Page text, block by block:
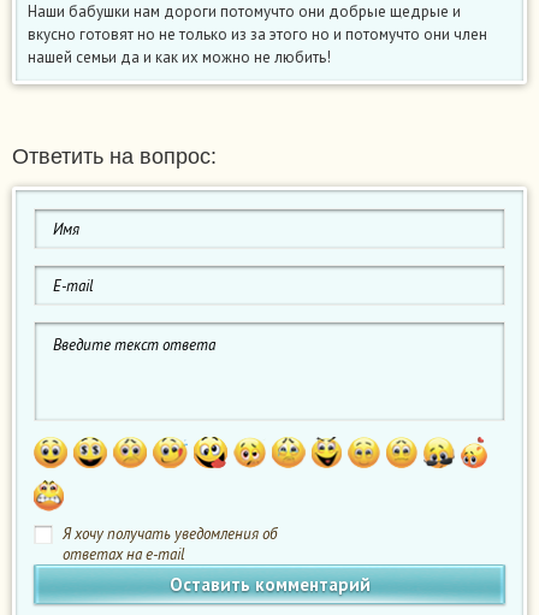
Наши бабушки нам дороги потомучто они добрые щедрые и
вкусно готовят но не только из за этого но и потомучто они член
нашей семьи да и как их можно не любить!
Ответить на вопрос:
Я хочу получать уведомления об
ответах на e-mail